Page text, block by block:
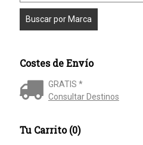
Costes de Envío
GRATIS *
Consultar Destinos
Tu Carrito (0)